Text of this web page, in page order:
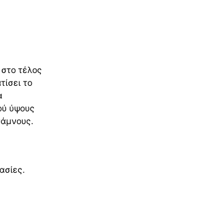
τέλος
το
ύψους